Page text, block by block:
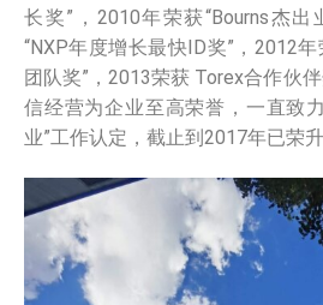
长奖”，2010年荣获“Bourns杰
“NXP年度增长最快ID奖”，2012年
团队奖”，2013荣获 Torex合作伙
信经营为企业至高荣誉，一直致
业”工作认定，截止到2017年已荣